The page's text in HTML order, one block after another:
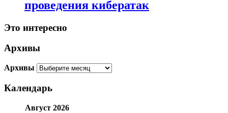
проведения кибератак
Это интересно
Архивы
Архивы
Календарь
Август 2026